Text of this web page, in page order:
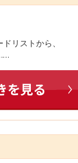
リストから、